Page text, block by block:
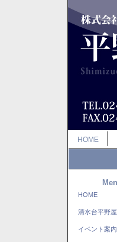
HOME
HOME
清水台平野
イベント案内